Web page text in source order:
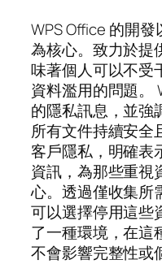
WPS Office 的開
為核心。致力於提
味著個人可以不受
資料濫用的問題。
的隱私訊息，並強
所有文件持續安全
客戶隱私，明確表
資訊，為那些重視
心。透過僅收集所
可以選擇停用這些
了一種環境，在這
不會影響完整性或